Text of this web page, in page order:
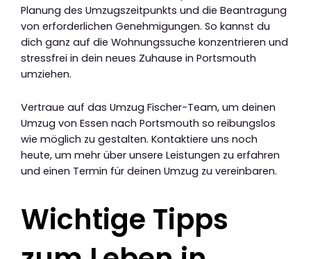
Planung des Umzugszeitpunkts und die Beantragung
von erforderlichen Genehmigungen. So kannst du
dich ganz auf die Wohnungssuche konzentrieren und
stressfrei in dein neues Zuhause in Portsmouth
umziehen.
Vertraue auf das Umzug Fischer-Team, um deinen
Umzug von Essen nach Portsmouth so reibungslos
wie möglich zu gestalten. Kontaktiere uns noch
heute, um mehr über unsere Leistungen zu erfahren
und einen Termin für deinen Umzug zu vereinbaren.
Wichtige Tipps